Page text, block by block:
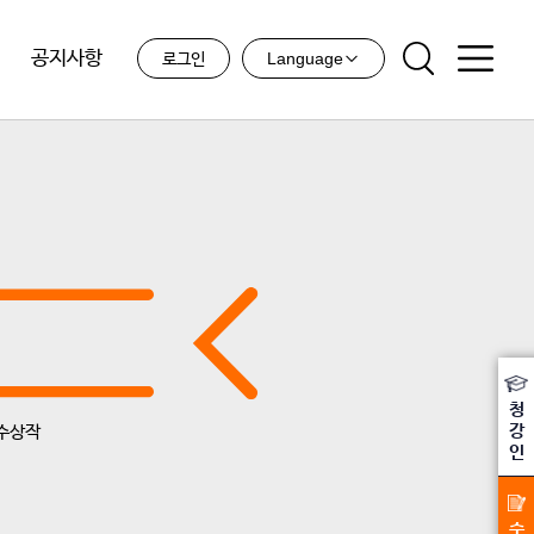
공지사항 로그인 Language
상작
청
강
인
수